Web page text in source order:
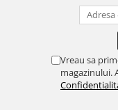
Vreau sa
magazinului.